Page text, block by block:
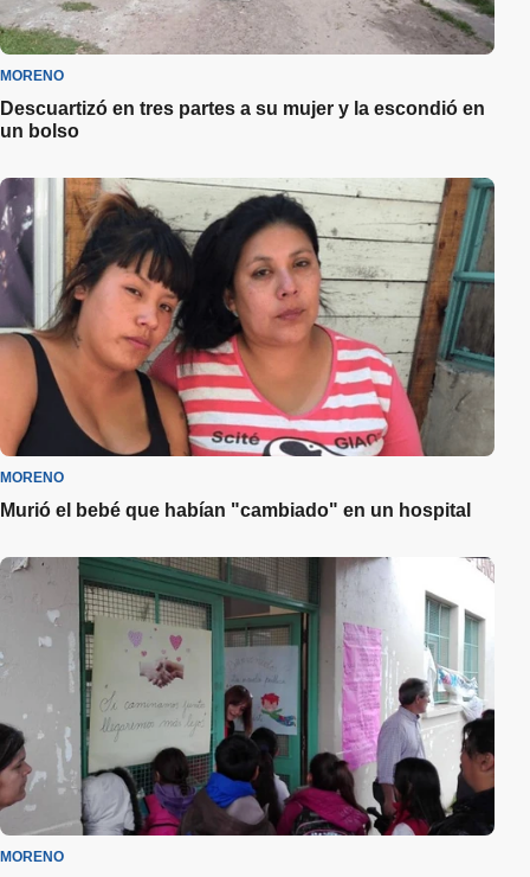
MORENO
Descuartizó en tres partes a su mujer y la escondió en
un bolso
MORENO
Murió el bebé que habían "cambiado" en un hospital
MORENO